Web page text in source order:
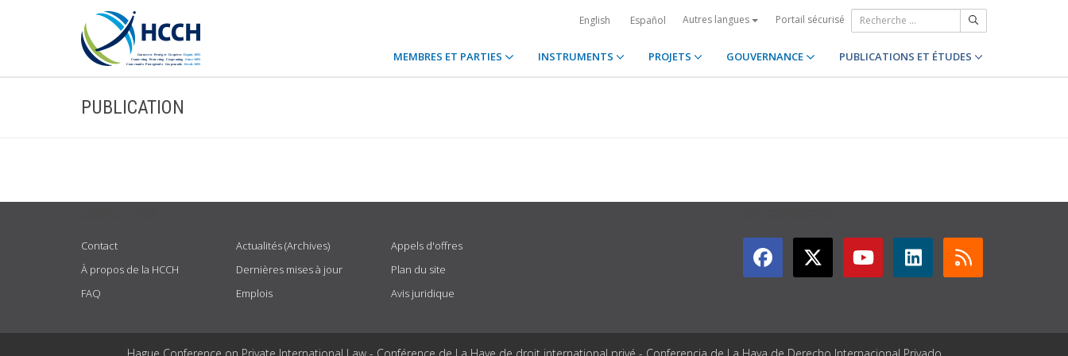
English Español Autres langues Portail sécurisé
MEMBRES ET PARTIES INSTRUMENTS PROJETS GOUVERNANCE PUBLICATIONS ET ÉTUDES
PUBLICATION
Contact
À propos de la HCCH
FAQ
Actualités (Archives)
Dernières mises à jour
Emplois
Appels d'offres
Plan du site
Avis juridique